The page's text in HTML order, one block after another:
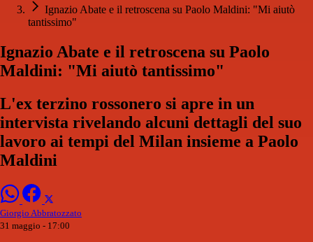
Ignazio Abate e il retroscena su Paolo Maldini: "Mi aiutò
tantissimo"
Ignazio Abate e il retroscena su Paolo
Maldini: "Mi aiutò tantissimo"
L'ex terzino rossonero si apre in un
intervista rivelando alcuni dettagli del suo
lavoro ai tempi del Milan insieme a Paolo
Maldini
Giorgio Abbratozzato
31 maggio - 17:00